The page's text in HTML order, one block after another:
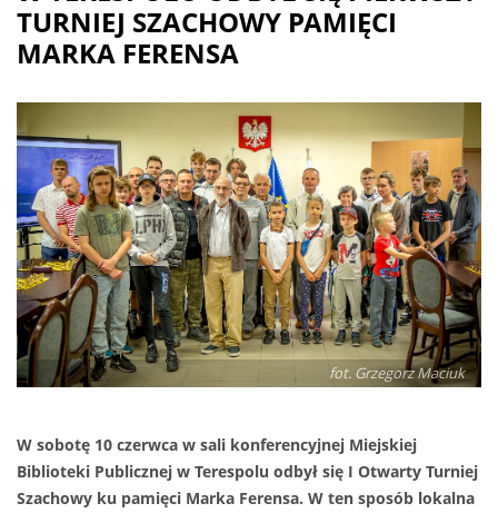
TURNIEJ SZACHOWY PAMIĘCI
MARKA FERENSA
fot. Grzegorz Maciuk
W sobotę 10 czerwca w sali konferencyjnej Miejskiej
Biblioteki Publicznej w Terespolu odbył się I Otwarty Turniej
Szachowy ku pamięci Marka Ferensa. W ten sposób lokalna